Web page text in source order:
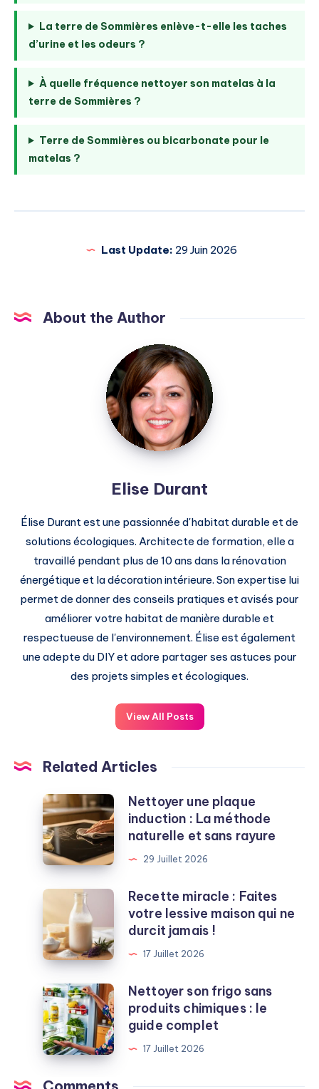
La terre de Sommières enlève-t-elle les taches
d’urine et les odeurs ?
À quelle fréquence nettoyer son matelas à la
terre de Sommières ?
Terre de Sommières ou bicarbonate pour le
matelas ?
Last Update: 29 Juin 2026
About the Author
Elise
Durant
Elise Durant
Élise Durant est une passionnée d'habitat durable et de
solutions écologiques. Architecte de formation, elle a
travaillé pendant plus de 10 ans dans la rénovation
énergétique et la décoration intérieure. Son expertise lui
permet de donner des conseils pratiques et avisés pour
améliorer votre habitat de manière durable et
respectueuse de l'environnement. Élise est également
une adepte du DIY et adore partager ses astuces pour
des projets simples et écologiques.
View All Posts
Related Articles
Nettoyer
une
plaque
induction
La
méthode
naturelle
et
sans
Nettoyer une plaque
induction : La méthode
naturelle et sans rayure
29 Juillet 2026
Recette
miracle
:
Faites
votre
lessive
maison
qui
ne
durcit
Recette miracle : Faites
votre lessive maison qui ne
durcit jamais !
17 Juillet 2026
Nettoyer
son
frigo
sans
produits
chimiques
Nettoyer son frigo sans
produits chimiques : le
guide complet
17 Juillet 2026